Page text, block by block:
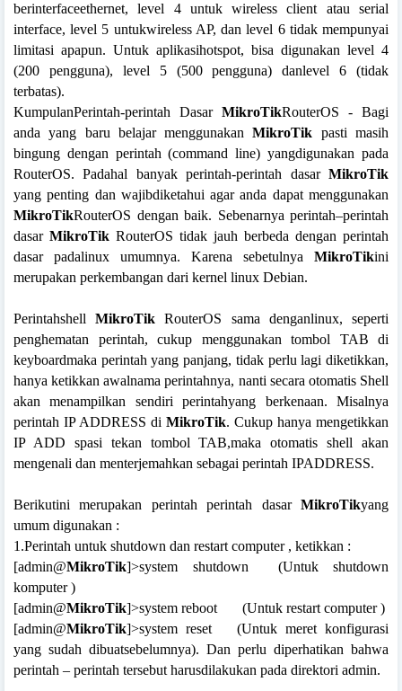
berinterfaceethernet, level 4 untuk wireless client atau serial
interface, level 5 untukwireless AP, dan level 6 tidak mempunyai
limitasi apapun. Untuk aplikasihotspot, bisa digunakan level 4
(200 pengguna), level 5 (500 pengguna) danlevel 6 (tidak
terbatas).
KumpulanPerintah-perintah Dasar MikroTikRouterOS - Bagi
anda yang baru belajar menggunakanMikroTik pasti masih
bingung dengan perintah (command line) yangdigunakan pada
RouterOS. Padahal banyak perintah-perintah dasar MikroTik
yang penting dan wajibdiketahui agar anda dapat menggunakan
MikroTikRouterOS dengan baik. Sebenarnya perintah–perintah
dasar MikroTik RouterOS tidak jauh berbeda dengan perintah
dasar padalinux umumnya. Karena sebetulnya MikroTikini
merupakan perkembangan dari kernel linux Debian.
PerintahshellMikroTik RouterOS sama denganlinux, seperti
penghematan perintah, cukup menggunakan tombol TAB di
keyboardmaka perintah yang panjang, tidak perlu lagi diketikkan,
hanya ketikkan awalnama perintahnya, nanti secara otomatis Shell
akan menampilkan sendiri perintahyang berkenaan. Misalnya
perintah IP ADDRESS di MikroTik. Cukup hanya mengetikkan
IP ADD spasi tekan tombol TAB,maka otomatis shell akan
mengenali dan menterjemahkan sebagai perintah IPADDRESS.
Berikutini merupakan perintah perintah dasar MikroTikyang
umum digunakan :
1.Perintah untuk shutdown dan restart computer , ketikkan :
[admin@MikroTik]>system shutdown
(Untuk shutdown
komputer )
[admin@MikroTik]>system reboot
(Untuk restart computer )
[admin@MikroTik]>system reset
(Untuk meret konfigurasi
yang sudah dibuatsebelumnya). Dan perlu diperhatikan bahwa
perintah – perintah tersebut harusdilakukan pada direktori admin.